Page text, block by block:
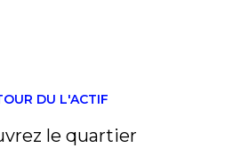
DU L'ACTIF
le quartier